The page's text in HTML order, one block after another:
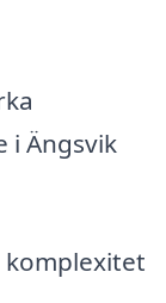
i Ängsvik